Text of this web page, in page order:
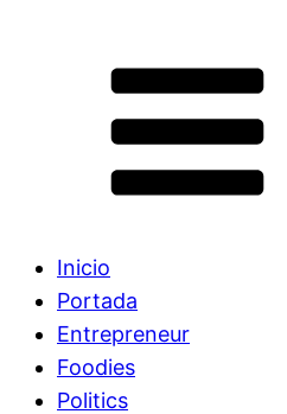
Inicio
Portada
Entrepreneur
Foodies
Politics